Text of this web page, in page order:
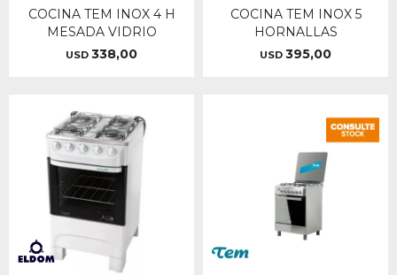
COCINA TEM INOX 4 H
MESADA VIDRIO
USD 338,00
COCINA TEM INOX 5
HORNALLAS
USD 395,00